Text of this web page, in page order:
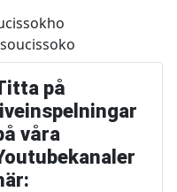
på
liveinspelningar
våra